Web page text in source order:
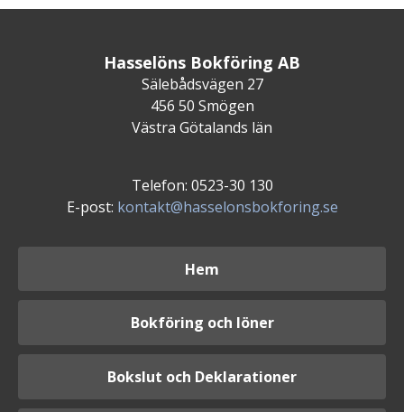
Hasselöns Bokföring AB
Sälebådsvägen 27
456 50 Smögen
Västra Götalands län
Telefon: 0523-30 130
E-post: kontakt@hasselonsbokforing.se
Hem
Bokföring och löner
Bokslut och Deklarationer